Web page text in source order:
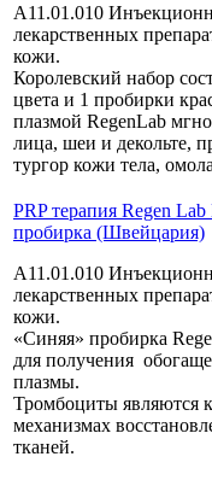
А11.01.010
лекарственных
кожи.
Королевский набор
цвета и 1 пробирки
плазмой RegenLab
лица, шеи и декольте,
тургор кожи тела,
PRP терапия Regen
пробирка (Швейцария)
А11.01.010
лекарственных
кожи.
«Синяя» пробирка
для получения
плазмы.
Тромбоциты являются
механизмах
тканей.